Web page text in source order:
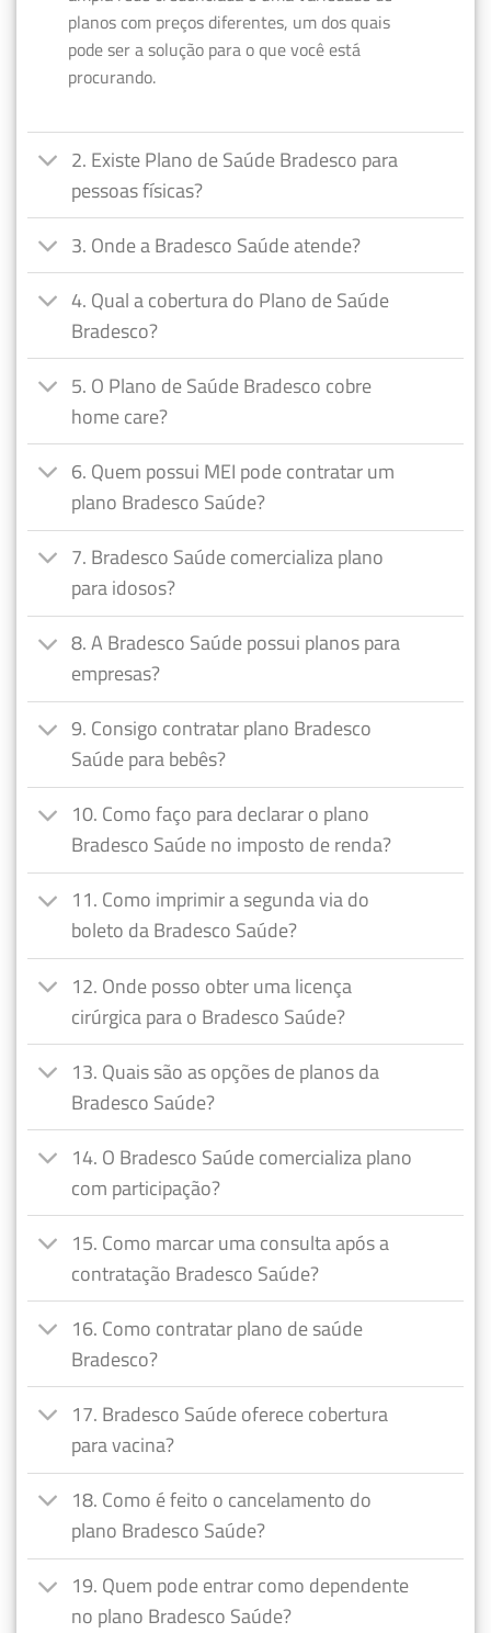
planos com preços diferentes, um dos quais
pode ser a solução para o que você está
procurando.
2. Existe Plano de Saúde Bradesco para
pessoas físicas?
3. Onde a Bradesco Saúde atende?
4. Qual a cobertura do Plano de Saúde
Bradesco?
5. O Plano de Saúde Bradesco cobre
home care?
6. Quem possui MEI pode contratar um
plano Bradesco Saúde?
7. Bradesco Saúde comercializa plano
para idosos?
8. A Bradesco Saúde possui planos para
empresas?
9. Consigo contratar plano Bradesco
Saúde para bebês?
10. Como faço para declarar o plano
Bradesco Saúde no imposto de renda?
11. Como imprimir a segunda via do
boleto da Bradesco Saúde?
12. Onde posso obter uma licença
cirúrgica para o Bradesco Saúde?
13. Quais são as opções de planos da
Bradesco Saúde?
14. O Bradesco Saúde comercializa plano
com participação?
15. Como marcar uma consulta após a
contratação Bradesco Saúde?
16. Como contratar plano de saúde
Bradesco?
17. Bradesco Saúde oferece cobertura
para vacina?
18. Como é feito o cancelamento do
plano Bradesco Saúde?
19. Quem pode entrar como dependente
no plano Bradesco Saúde?